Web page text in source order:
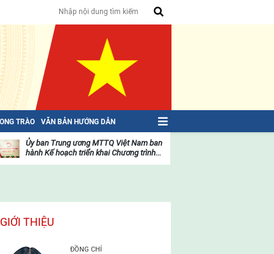
TRÀO VĂN BẢN HƯỚNG DẪN
trận
Ủy ban Trung ương MTTQ Việt Nam ban
hành Kế hoạch triển khai Chương trình...
GIỚI THIỆU
ĐỒNG CHÍ